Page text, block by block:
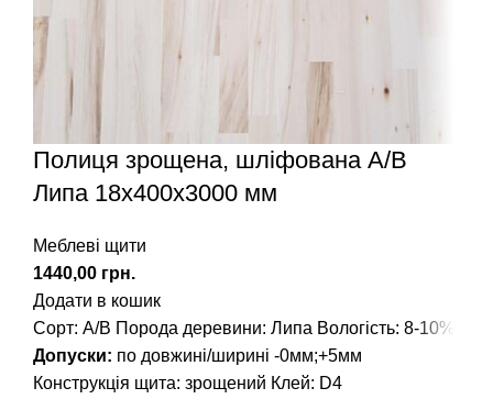
Полиця зрощена, шліфована А/В
Липа 18х400х3000 мм
Меблеві щити
грн.
Додати в кошик
Сорт: А/В Порода деревини: Липа Вологість: 8-10%
Допуски: по довжині/ширині -0мм;+5мм
Конструкція щита: зрощений Клей: D4